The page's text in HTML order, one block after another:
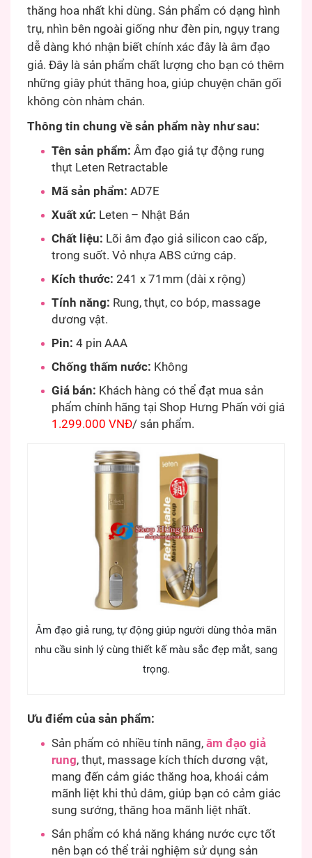
thăng hoa nhất khi dùng. Sản phẩm có dạng hình
trụ, nhìn bên ngoài giống như đèn pin, ngụy trang
dễ dàng khó nhận biết chính xác đây là âm đạo
giả. Đây là sản phẩm chất lượng cho bạn có thêm
những giây phút thăng hoa, giúp chuyện chăn gối
không còn nhàm chán.
Thông tin chung về sản phẩm này như sau:
Tên sản phẩm: Âm đạo giả tự động rung
thụt Leten Retractable
Mã sản phẩm: AD7E
Xuất xứ: Leten – Nhật Bản
Chất liệu: Lõi âm đạo giả silicon cao cấp,
trong suốt. Vỏ nhựa ABS cứng cáp.
Kích thước: 241 x 71mm (dài x rộng)
Tính năng: Rung, thụt, co bóp, massage
dương vật.
Pin: 4 pin AAA
Chống thấm nước: Không
Giá bán: Khách hàng có thể đạt mua sản
phẩm chính hãng tại Shop Hưng Phấn với giá
1.299.000 VNĐ/ sản phẩm.
Âm đạo giả rung, tự động giúp người dùng thỏa mãn
nhu cầu sinh lý cùng thiết kế màu sắc đẹp mắt, sang
trọng.
Ưu điểm của sản phẩm:
Sản phẩm có nhiều tính năng, âm đạo giả
rung, thụt, massage kích thích dương vật,
mang đến cảm giác thăng hoa, khoái cảm
mãnh liệt khi thủ dâm, giúp bạn có cảm giác
sung sướng, thăng hoa mãnh liệt nhất.
Sản phẩm có khả năng kháng nước cực tốt
nên bạn có thể trải nghiệm sử dụng sản